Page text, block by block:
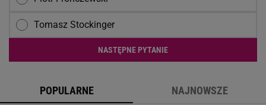
Tomasz Stockinger
NASTĘPNE PYTANIE
POPULARNE NAJNOWSZE